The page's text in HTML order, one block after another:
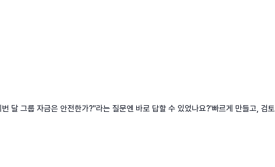
달 그룹 자금은 안전한가?"라는 질문엔 바로 답할 수 있었나요?'빠르게 만들고, 검